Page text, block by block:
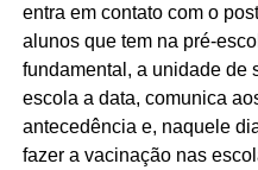
entra em contato com o
alunos que tem na pré-
fundamental, a unidade de
escola a data, comunica
antecedência e, naquele
fazer a vacinação nas